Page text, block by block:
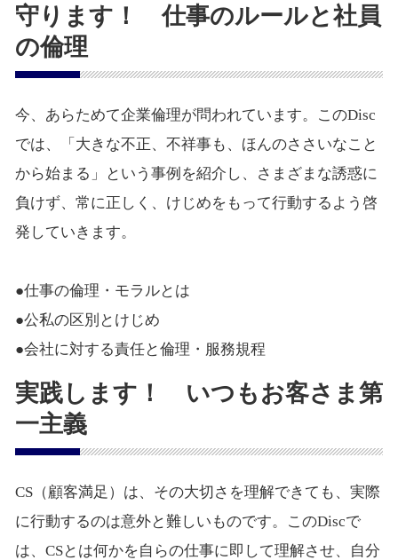
守ります！ 仕事のルールと社員
の倫理
今、あらためて企業倫理が問われています。このDisc
では、「大きな不正、不祥事も、ほんのささいなこと
から始まる」という事例を紹介し、さまざまな誘惑に
負けず、常に正しく、けじめをもって行動するよう啓
発していきます。
●仕事の倫理・モラルとは
●公私の区別とけじめ
●会社に対する責任と倫理・服務規程
実践します！ いつもお客さま第
一主義
CS（顧客満足）は、その大切さを理解できても、実際
に行動するのは意外と難しいものです。このDiscで
は、CSとは何かを自らの仕事に即して理解させ、自分